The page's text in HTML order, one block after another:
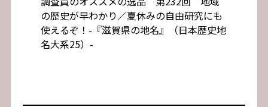
の歴史が早わかり／夏休みの自由研究にも
使えるぞ！-『滋賀県の地名』（日本歴史地
名大系25）-